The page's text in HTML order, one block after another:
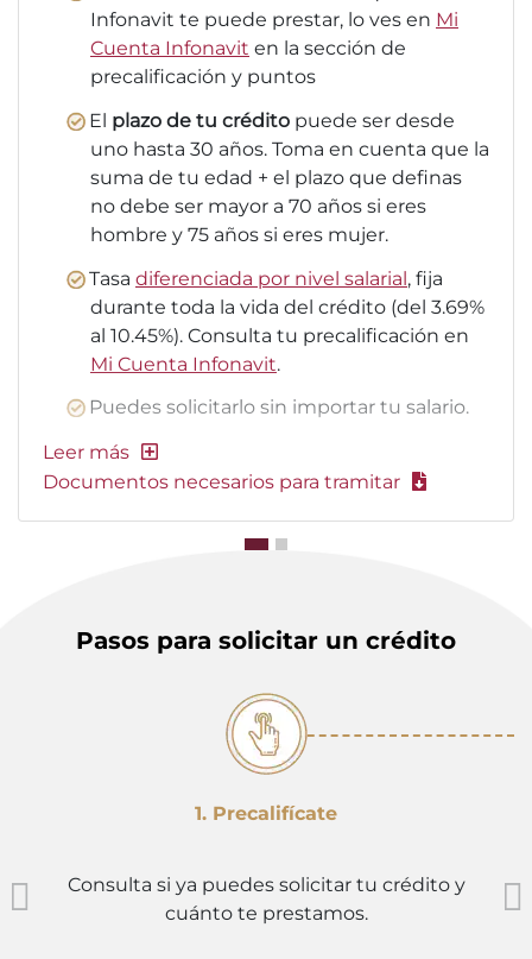
Infonavit te puede prestar, lo ves en Mi
Cuenta Infonavit en la sección de
precalificación y puntos
El plazo de tu crédito puede ser desde
uno hasta 30 años. Toma en cuenta que la
suma de tu edad + el plazo que definas
no debe ser mayor a 70 años si eres
hombre y 75 años si eres mujer.
Tasa diferenciada por nivel salarial, fija
durante toda la vida del crédito (del 3.69%
al 10.45%). Consulta tu precalificación en
Mi Cuenta Infonavit.
Puedes solicitarlo sin importar tu salario.
Documentos necesarios para tramitar
Pasos para solicitar un crédito
1. Precalifícate
Consulta si ya puedes solicitar tu crédito y
cuánto te prestamos.